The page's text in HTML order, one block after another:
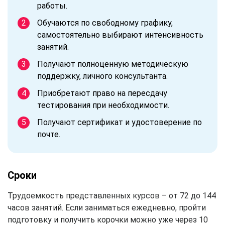
работы.
Обучаются по свободному графику,
самостоятельно выбирают интенсивность
занятий.
Получают полноценную методическую
поддержку, личного консультанта.
Приобретают право на пересдачу
тестирования при необходимости.
Получают сертификат и удостоверение по
почте.
Сроки
Трудоемкость представленных курсов – от 72 до 144
часов занятий. Если заниматься ежедневно, пройти
подготовку и получить корочки можно уже через 10